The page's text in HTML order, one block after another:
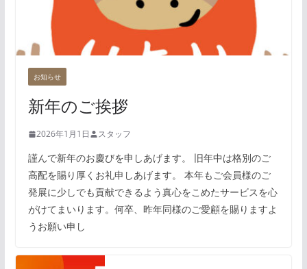
お知らせ
新年のご挨拶
2026年1月1日 スタッフ
謹んで新年のお慶びを申しあげます。 旧年中は格別のご
高配を賜り厚くお礼申しあげます。 本年もご会員様のご
発展に少しでも貢献できるよう真心をこめたサービスを心
がけてまいります。何卒、昨年同様のご愛顧を賜りますよ
うお願い申し